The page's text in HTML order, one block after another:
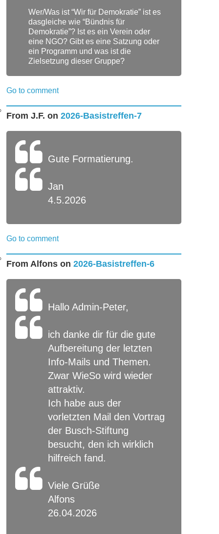
Langenfeld,
Aufderhöhe,
Wiescheid.
Wer/Was ist “Wir für Demokratie” ist es
dasgleiche wie “Bündnis für
Demokratie”? Ist es ein Verein oder
eine NGO? Gibt es eine Satzung oder
ein Programm und was ist die
Zielsetzung dieser Gruppe?
Go to comment
FromJ.F. on2026-Basistreffen-7
Gute Formatierung.
Jan
4.5.2026
Go to comment
From Alfons on2026-Basistreffen-6
Hallo Admin-Peter,
ich danke dir für die gute
Aufbereitung der letzten
Info-Mails und Themen.
Zwar WieSo wird wieder
attraktiv.
Ich habe aus der
vorletzten Mail den Vortrag
der Busch-Stiftung
besucht, den ich wirklich
hilfreich fand.
Viele Grüße
Alfons
26.04.2026